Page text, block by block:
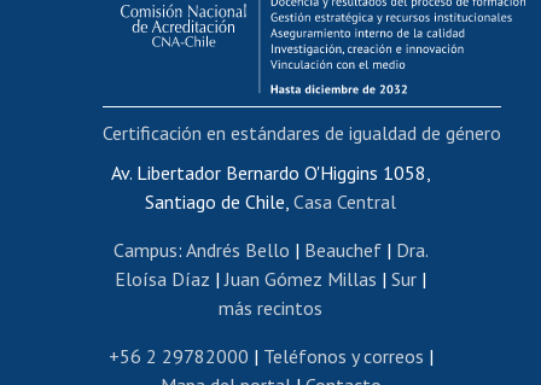
Funcionarias/os
Cursos internos de capacitación
Bienestar del personal
Portal de movilidad interna
Certificado de renta
Certificado de renta honorarios
Editar páginas blancas
Extranjeras/os
Revalidación y reconocimiento de títulos
Av. Libertador Bernardo O'Higgins 1058,
Santiago de Chile, Casa Central
Campus: Andrés Bello | Beauchef| Dra.
Eloísa Díaz |Juan Gómez Millas | Sur |
más recintos
+56 2 29782000 | Teléfonos y correos |
Certificación en estándares de igualdad de género